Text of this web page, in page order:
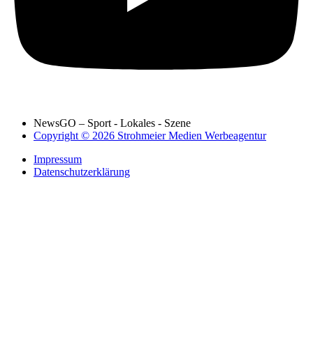
NewsGO – Sport - Lokales - Szene
Copyright © 2026 Strohmeier Medien Werbeagentur
Impressum
Datenschutzerklärung